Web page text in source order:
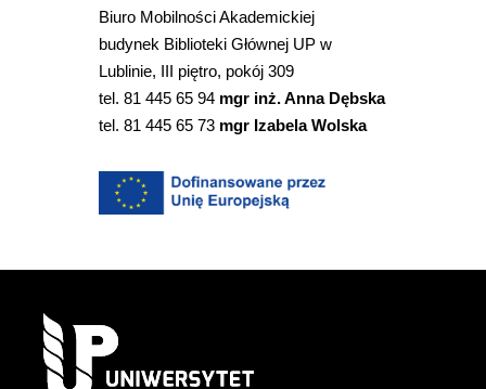
Biuro Mobilności Akademickiej
budynek Biblioteki Głównej UP w
Lublinie, III piętro, pokój 309
tel. 81 445 65 94 mgr inż. Anna Dębska
tel. 81 445 65 73 mgr Izabela Wolska